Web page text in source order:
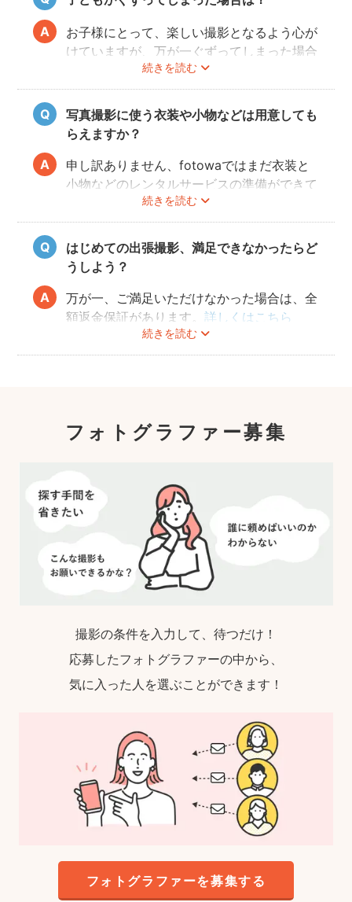
と奥様の様子を見て、実際に撮れた写真をカ
メラで見せてもらって、ノリノリになって一
緒に写るようになることが多いです！
続きを読む
お子様にとって、楽しい撮影となるよう心が
けていますが、万が一ぐずってしまった場合
は、一旦休憩を挟んで、好きなおやつを食べ
させたりして気を取り直します（当日にオス
スメの持ち物 ）。また、お子様の泣き顔も、
いつか素敵な思い出になりますので、そこも
写真におさめておきます！
写真撮影に使う衣装や小物などは用意しても
らえますか？
続きを読む
申し訳ありません、fotowaではまだ衣装と
小物などのレンタルサービスの準備ができて
おりませんので、お客様ご自身にご用意をお
願いしております。
はじめての出張撮影、満足できなかったらど
うしよう？
続きを読む
万が一、ご満足いただけなかった場合は、全
額返金保証があります。詳しくはこちら
フォトグラファー募集
撮影の条件を入力して、待つだけ！
応募したフォトグラファーの中から、
気に入った人を選ぶことができます！
フォトグラファーを募集する